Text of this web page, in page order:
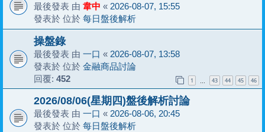
最後發表 由 韋中 « 2026-08-07, 15:55
發表於 位於 每日盤後解析
操盤錄
最後發表 由 一口 « 2026-08-07, 13:58
發表於 位於 金融商品討論
回覆: 452 1 … 43 44 45 46
2026/08/06(星期四)盤後解析討論
最後發表 由 一口 « 2026-08-06, 20:45
發表於 位於 每日盤後解析